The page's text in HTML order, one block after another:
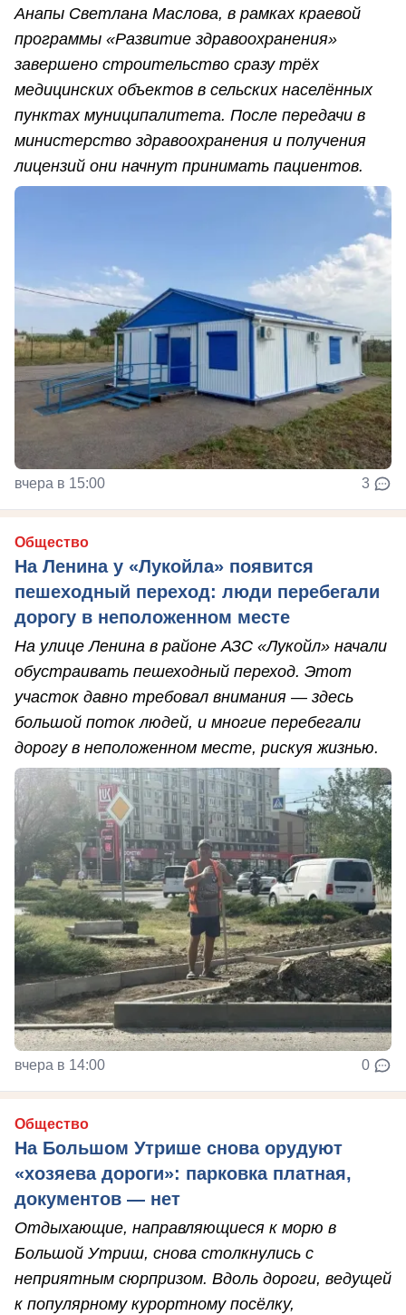
Анапы Светлана Маслова, в рамках краевой
программы «Развитие здравоохранения»
завершено строительство сразу трёх
медицинских объектов в сельских населённых
пунктах муниципалитета. После передачи в
министерство здравоохранения и получения
лицензий они начнут принимать пациентов.
вчера в 15:00 3
Общество
На Ленина у «Лукойла» появится
пешеходный переход: люди перебегали
дорогу в неположенном месте
На улице Ленина в районе АЗС «Лукойл» начали
обустраивать пешеходный переход. Этот
участок давно требовал внимания — здесь
большой поток людей, и многие перебегали
дорогу в неположенном месте, рискуя жизнью.
вчера в 14:00 0
Общество
На Большом Утрише снова орудуют
«хозяева дороги»: парковка платная,
документов — нет
Отдыхающие, направляющиеся к морю в
Большой Утриш, снова столкнулись с
неприятным сюрпризом. Вдоль дороги, ведущей
к популярному курортному посёлку,